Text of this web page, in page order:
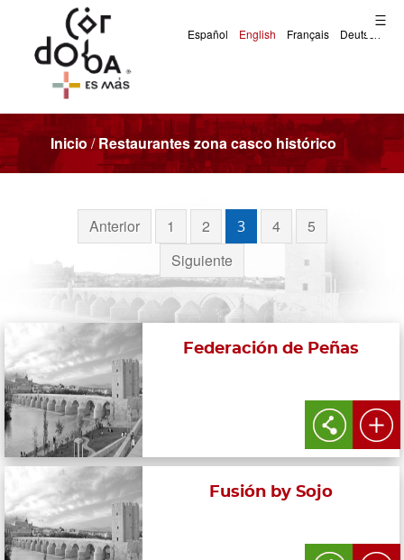
Inicio/Restaurantes zona casco histórico
Anterior 1 2 3 4
5
Siguiente
Federación de Peñas
Fusión by Sojo